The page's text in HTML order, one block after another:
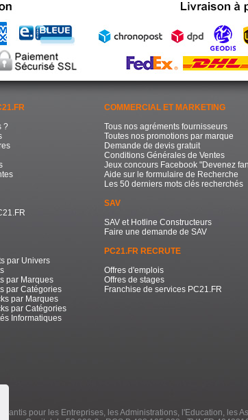
?
par Univers
par Marques
par Catégories
par Marques
par Catégories
Informatiques
COMMERCIAL ET MARKETING
Tous nos agréments fournisseurs
Toutes nos promotions par marque
Demande de devis gratuit
Conditions Générales de Ventes
Jeux concours Facebook "Devenez
Aide sur le formulaire de Recherche
Les 50 derniers mots clés recherchés
SAV
SAV et Hotline Constructeurs
Faire une demande de SAV
PC21.FR RECRUTE
Offres d'emplois
Offres de stages
Franchise de services PC21.FR
pour les Entreprises, les Administrations, l'Education, les